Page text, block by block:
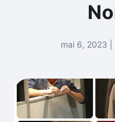
mai 6, 2023